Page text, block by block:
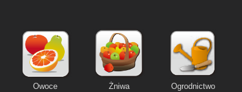
Owoce Żniwa Ogrodnictwo